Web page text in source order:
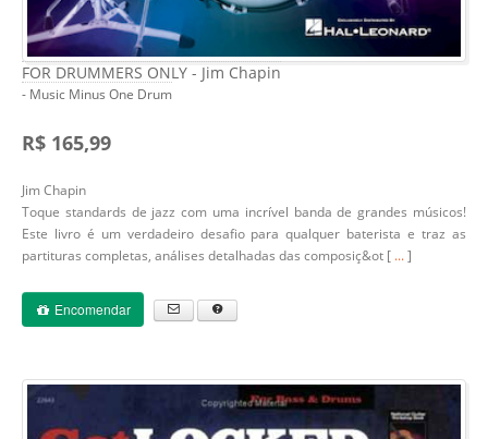
FOR DRUMMERS ONLY - Jim Chapin
- Music Minus One Drum
R$ 165,99
Jim Chapin
Toque standards de jazz com uma incrível banda de grandes músicos!
Este livro é um verdadeiro desafio para qualquer baterista e traz as
partituras completas, análises detalhadas das composiç&ot [ ...]
Encomendar